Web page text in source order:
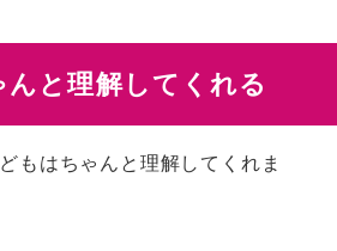
と理解してくれる
もはちゃんと理解してくれま